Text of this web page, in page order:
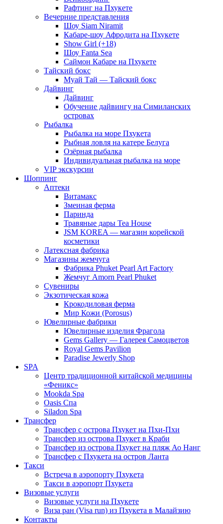
Рафтинг на Пхукете
Вечерние представления
Шоу Siam Niramit
Кабаре-шоу Афродита на Пхукете
Show Girl (+18)
Шоу Fanta Sea
Саймон Кабаре на Пхукете
Тайский бокс
Муай Тай — Тайский бокс
Дайвинг
Дайвинг
Обучение дайвингу на Симиланских
островах
Рыбалка
Рыбалка на море Пхукета
Рыбная ловля на катере Белуга
Озёрная рыбалка
Индивидуальная рыбалка на море
VIP экскурсии
Шоппинг
Аптеки
Витамакс
Змеиная ферма
Паринда
Травяные дары Tea House
JSM KOREA — магазин корейской
косметики
Латексная фабрика
Магазины жемчуга
Фабрика Phuket Pearl Art Factory
Жемчуг Amorn Pearl Phuket
Сувениры
Экзотическая кожа
Крокодиловая ферма
Мир Кожи (Porosus)
Ювелирные фабрики
Ювелирные изделия Фрагола
Gems Gallery — Галерея Самоцветов
Royal Gems Pavilion
Paradise Jewerly Shop
SPA
Центр традиционной китайской медицины
«Феникс»
Mookda Spa
Oasis Спа
Siladon Spa
Трансфер
Трансфер с острова Пхукет на Пхи-Пхи
Трансфер из острова Пхукет в Краби
Трансфер из острова Пхукет на пляж Ао Нанг
Трансфер с Пхукета на остров Ланта
Такси
Встреча в аэропорту Пхукета
Такси в аэропорт Пхукета
Визовые услуги
Визовые услуги на Пхукете
Виза ран (Visa run) из Пхукета в Малайзию
Контакты